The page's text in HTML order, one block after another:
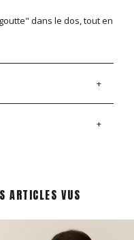
dans le dos, tout en
ARTICLES VUS